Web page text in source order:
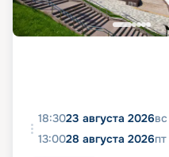
18:3023 августа 2026вс
13:0028 августа 2026пт